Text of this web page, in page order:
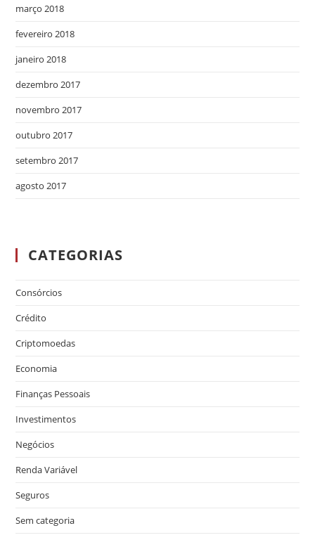
março 2018
fevereiro 2018
janeiro 2018
dezembro 2017
novembro 2017
outubro 2017
setembro 2017
agosto 2017
CATEGORIAS
Consórcios
Crédito
Criptomoedas
Economia
Finanças Pessoais
Investimentos
Negócios
Renda Variável
Seguros
Sem categoria